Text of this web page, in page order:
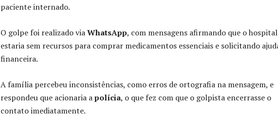
paciente internado.
O golpe foi realizado viaWhatsApp, com mensagens afirmando que o hospital
estaria sem recursos para comprar medicamentos essenciais e solicitando
financeira.
A família percebeu inconsistências, como erros de ortografia na mensagem, e
respondeu que acionaria apolícia, o que fez com que o golpista encerrasse o
contato imediatamente.